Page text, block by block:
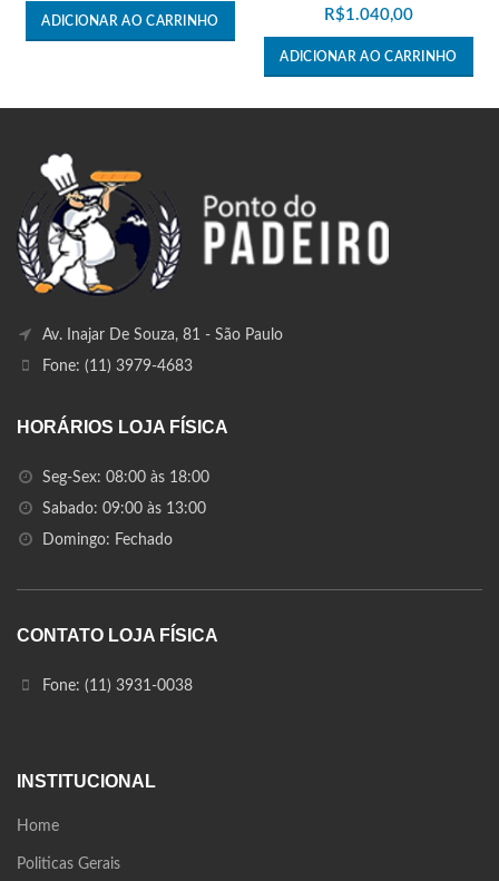
ADICIONAR AO CARRINHO R$1.040,00
ADICIONAR AO CARRINHO
Av. Inajar De Souza, 81 - São Paulo
Fone: (11) 3979-4683
HORÁRIOS LOJA FÍSICA
Seg-Sex: 08:00 às 18:00
Sabado: 09:00 às 13:00
Domingo: Fechado
CONTATO LOJA FÍSICA
Fone: (11) 3931-0038
INSTITUCIONAL
Home
Politicas Gerais